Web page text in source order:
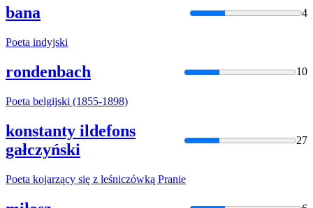
bana 4
Poeta indyjski
rondenbach 10
Poeta belgijski (1855-1898)
konstanty ildefons
gałczyński
27
Poeta kojarzący się z leśniczówką Pranie